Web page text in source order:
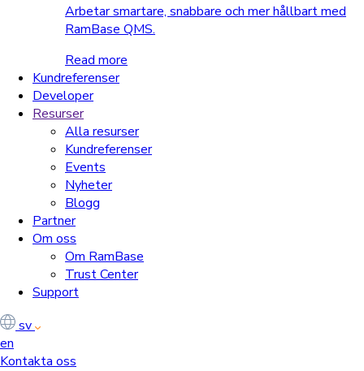
Arbetar smartare, snabbare och mer hållbart med
RamBase QMS.
Read more
Kundreferenser
Developer
Resurser
Alla resurser
Kundreferenser
Events
Nyheter
Blogg
Partner
Om oss
Om RamBase
Trust Center
Support
sv
en
Kontakta oss